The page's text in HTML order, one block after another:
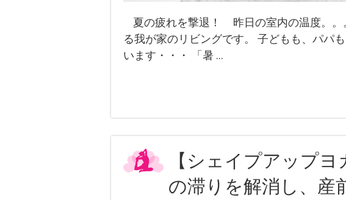
夏の疲れを撃退！ 昨日の室内の温度。。
る我が家のリビングです。 子どもも、パパ
います・・・ 「暑 …
【シェイプアップ
の滞りを解消し、産